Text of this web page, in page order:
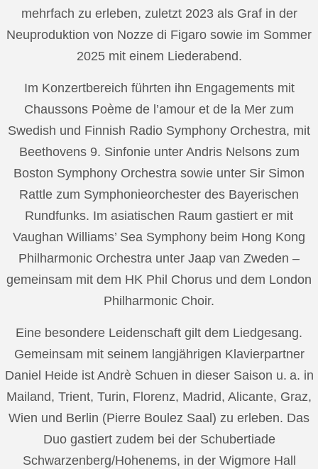
mehrfach zu erleben, zuletzt 2023 als Graf in der
Neuproduktion von Nozze di Figaro sowie im Sommer
2025 mit einem Liederabend.
Im Konzertbereich führten ihn Engagements mit
Chaussons Poème de l’amour et de la Mer zum
Swedish und Finnish Radio Symphony Orchestra, mit
Beethovens 9. Sinfonie unter Andris Nelsons zum
Boston Symphony Orchestra sowie unter Sir Simon
Rattle zum Symphonieorchester des Bayerischen
Rundfunks. Im asiatischen Raum gastiert er mit
Vaughan Williams’ Sea Symphony beim Hong Kong
Philharmonic Orchestra unter Jaap van Zweden –
gemeinsam mit dem HK Phil Chorus und dem London
Philharmonic Choir.
Eine besondere Leidenschaft gilt dem Liedgesang.
Gemeinsam mit seinem langjährigen Klavierpartner
Daniel Heide ist Andrè Schuen in dieser Saison u. a. in
Mailand, Trient, Turin, Florenz, Madrid, Alicante, Graz,
Wien und Berlin (Pierre Boulez Saal) zu erleben. Das
Duo gastiert zudem bei der Schubertiade
Schwarzenberg/Hohenems, in der Wigmore Hall